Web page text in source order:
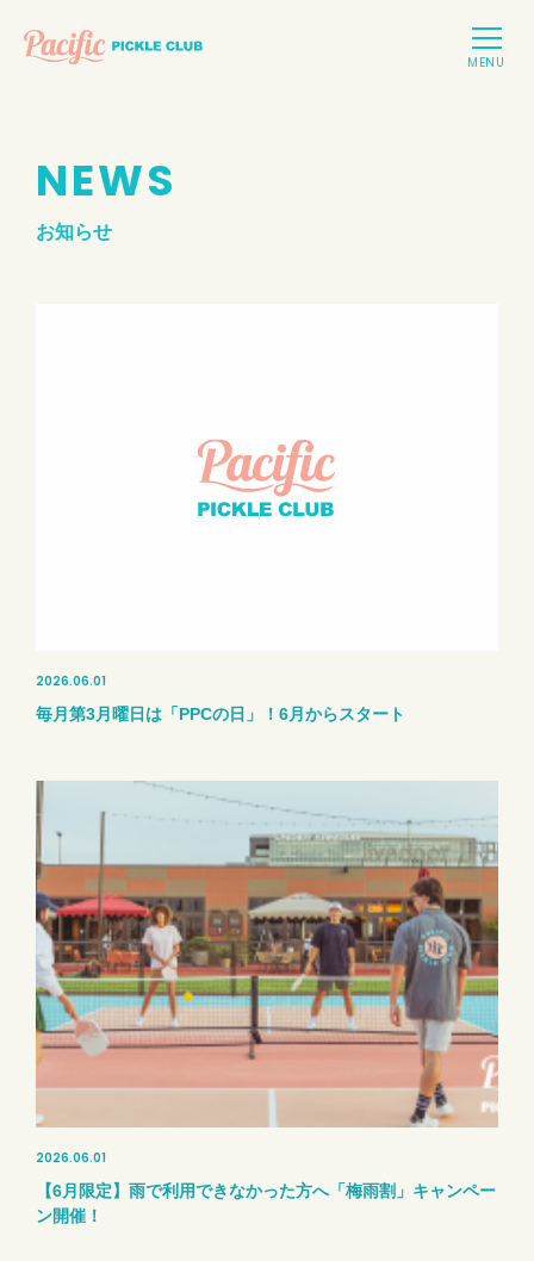
NEWS
お知らせ
2026.06.01
毎月第3月曜日は「PPCの日」！6月からスタート
2026.06.01
【6月限定】雨で利用できなかった方へ「梅雨割」キャンペー
ン開催！